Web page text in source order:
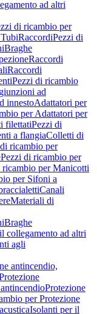
ad altri
di ricambio per
TubiRaccordiPezzi di
Braghe
Raccordi
Raccordi
Pezzi di ricambio
ad
innestoAdattatori per
per Adattatori per
filettatiPezzi di
a flangiaColletti di
ricambio per
Pezzi di ricambio per
ricambio per Manicotti
per Sifoni a
Canali
Materiali di
Braghe
collegamento ad altri
agli
antincendio,
Protezione
per Protezione
Isolanti per il